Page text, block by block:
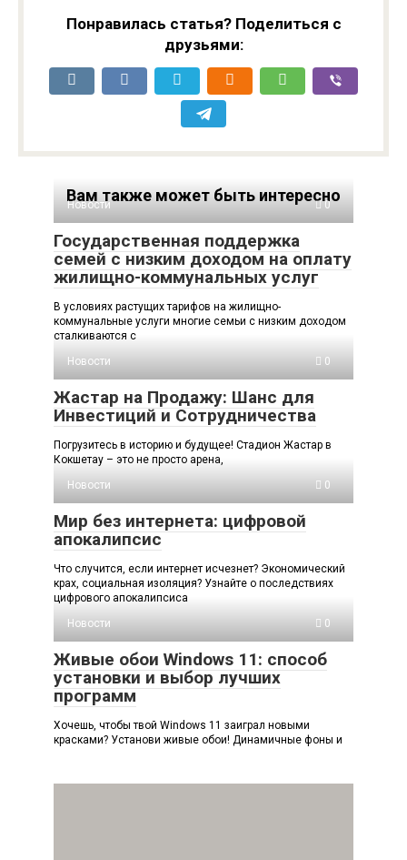
Понравилась статья? Поделиться с
друзьями:
Вам также может быть интересно
Новости 0
Государственная поддержка
семей с низким доходом на оплату
жилищно-коммунальных услуг
В условиях растущих тарифов на жилищно-
коммунальные услуги многие семьи с низким доходом
сталкиваются с
Новости
0
Жастар на Продажу: Шанс для
Инвестиций и Сотрудничества
Погрузитесь в историю и будущее! Стадион Жастар в
Кокшетау – это не просто арена,
Новости
0
Мир без интернета: цифровой
апокалипсис
Что случится, если интернет исчезнет? Экономический
крах, социальная изоляция? Узнайте о последствиях
цифрового апокалипсиса
Новости
0
Живые обои Windows 11: способ
установки и выбор лучших
программ
Хочешь, чтобы твой Windows 11 заиграл новыми
красками? Установи живые обои! Динамичные фоны и